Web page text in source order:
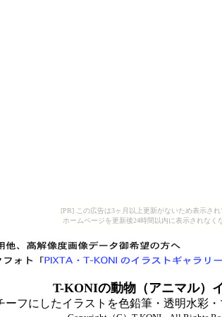
[PR] この広告は3ヶ月以上更新がないため表示され
ホームページを更新後24時間以内に表示されなく
T-KONIの動物（アニマル）
ーフにしたイラストを色鉛筆・透明水彩・